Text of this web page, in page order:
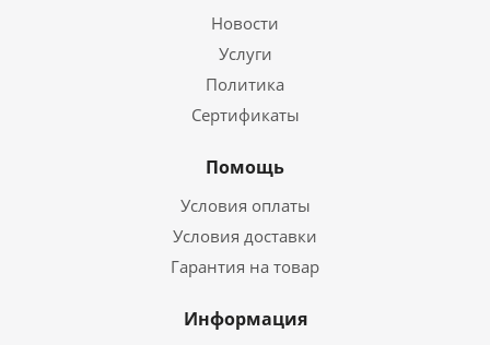
Новости
Услуги
Политика
Сертификаты
Помощь
Условия оплаты
Условия доставки
Гарантия на товар
Информация